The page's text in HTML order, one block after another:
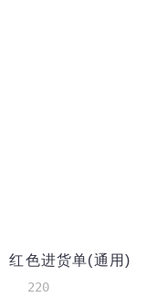
红色进货单(通用)
220